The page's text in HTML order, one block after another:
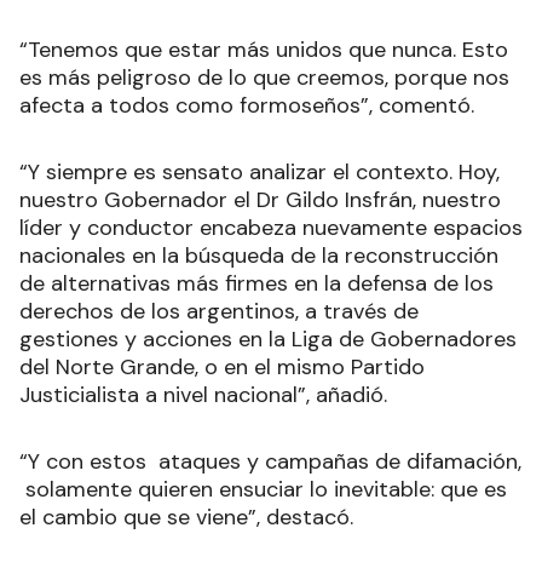
“Tenemos que estar más unidos que nunca. Esto
es más peligroso de lo que creemos, porque nos
afecta a todos como formoseños”, comentó.
“Y siempre es sensato analizar el contexto. Hoy,
nuestro Gobernador el Dr Gildo Insfrán, nuestro
líder y conductor encabeza nuevamente espacios
nacionales en la búsqueda de la reconstrucción
de alternativas más firmes en la defensa de los
derechos de los argentinos, a través de
gestiones y acciones en la Liga de Gobernadores
del Norte Grande, o en el mismo Partido
Justicialista a nivel nacional”, añadió.
“Y con estos ataques y campañas de difamación,
solamente quieren ensuciar lo inevitable: que es
el cambio que se viene”, destacó.